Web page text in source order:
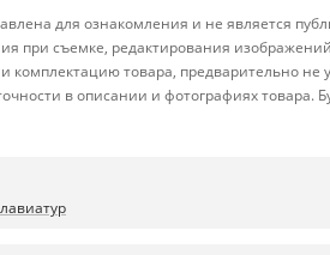
для ознакомления и не является
при съемке, редактирования
комплектацию товара, предварительно
в описании и фотографиях